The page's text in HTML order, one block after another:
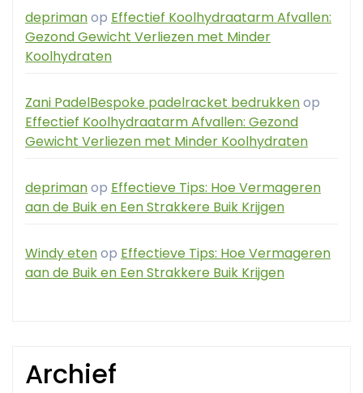
deprimanop Effectief Koolhydraatarm Afvallen:
Gezond Gewicht Verliezen met Minder
Koolhydraten
Zani PadelBespoke padelracket bedrukkenop
Effectief Koolhydraatarm Afvallen: Gezond
Gewicht Verliezen met Minder Koolhydraten
deprimanop Effectieve Tips: Hoe Vermageren
aan de Buik en Een Strakkere Buik Krijgen
Windy etenop Effectieve Tips: Hoe Vermageren
aan de Buik en Een Strakkere Buik Krijgen
Archief